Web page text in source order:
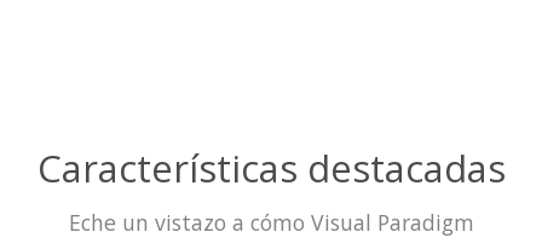
Características destacadas
Eche un vistazo a cómo Visual Paradigm